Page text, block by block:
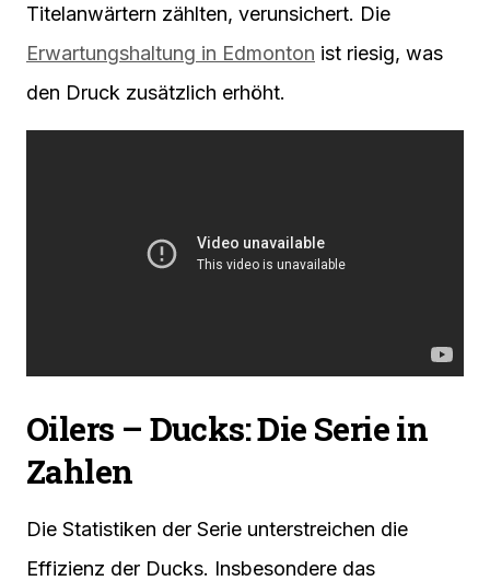
Titelanwärtern zählten, verunsichert. Die
Erwartungshaltung in Edmonton ist riesig, was
den Druck zusätzlich erhöht.
Oilers – Ducks: Die Serie in
Zahlen
Die Statistiken der Serie unterstreichen die
Effizienz der Ducks. Insbesondere das